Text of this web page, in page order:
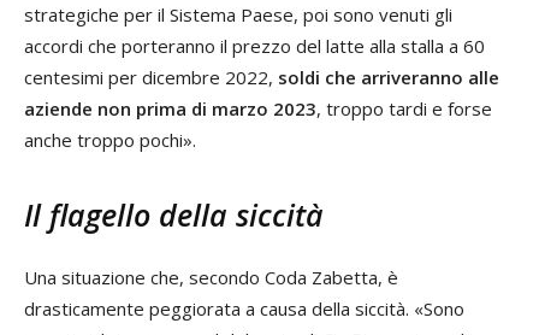
strategiche per il Sistema Paese, poi sono venuti gli
accordi che porteranno il prezzo del latte alla stalla a 60
centesimi per dicembre 2022, soldi che arriveranno alle
aziende non prima di marzo 2023, troppo tardi e forse
anche troppo pochi».
Il flagello della siccità
Una situazione che, secondo Coda Zabetta, è
drasticamente peggiorata a causa della siccità. «Sono